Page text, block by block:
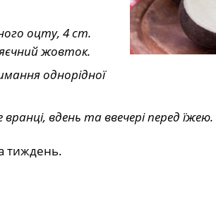
оцту, 4 ст.
жовток.
однорідної
вдень та ввечері перед їжею.
тиждень.